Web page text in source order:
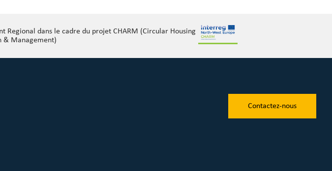
Regional dans le cadre du projet CHARM (Circular Housing
& Management)
Contactez-nous